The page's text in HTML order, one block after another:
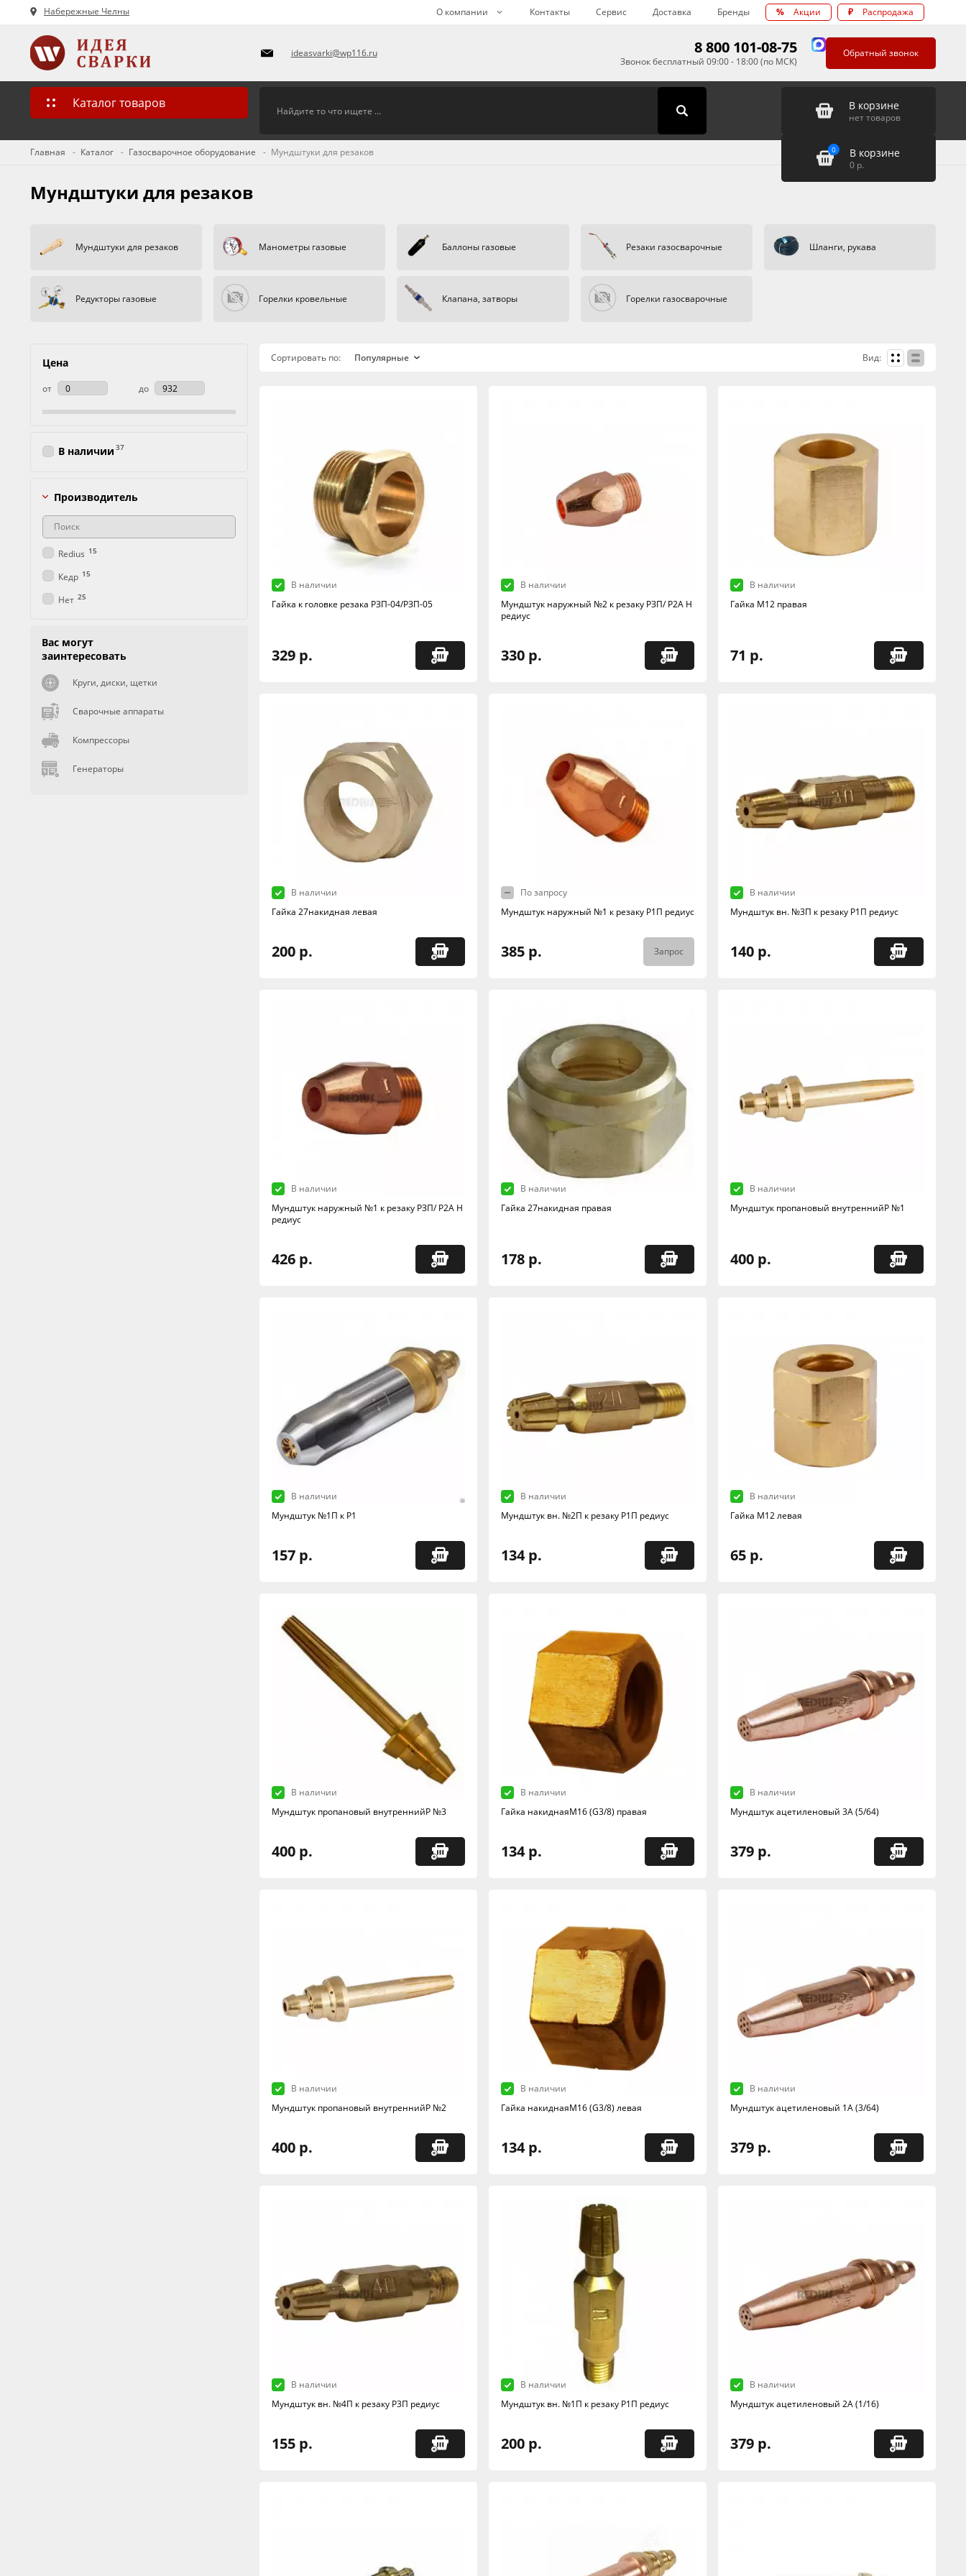
Набережные Челны О компании Контакты Сервис Доставка Бренды % Акции ₽ Распродажа
ideasvarki@wp116.ru 8 800 101-08-75
Звонок бесплатный 09:00 - 18:00 (по МСК)
Обратный звонок
Каталог товаров В корзине
нет товаров
0 В корзине
0 р.
Главная Каталог Газосварочное оборудование Мундштуки для резаков
Мундштуки для резаков
Мундштуки для резаков Манометры газовые Баллоны газовые Резаки газосварочные Шланги, рукава
Редукторы газовые Горелки кровельные Клапана, затворы Горелки газосварочные
Сортировать по: Вид:
В наличии
Гайка к головке резака РЗП-04/РЗП-05
329 р.
В наличии
Мундштук наружный №2 к резаку РЗП/ Р2А Н
редиус
330 р.
В наличии
Гайка М12 правая
71 р.
В наличии
Гайка 27накидная левая
200 р.
По запросу
Мундштук наружный №1 к резаку Р1П редиус
385 р. Запрос
В наличии
Мундштук вн. №3П к резаку Р1П редиус
140 р.
В наличии
Мундштук наружный №1 к резаку РЗП/ Р2А Н
редиус
426 р.
В наличии
Гайка 27накидная правая
178 р.
В наличии
Мундштук пропановый внутреннийP №1
400 р.
В наличии
Мундштук №1П к Р1
157 р.
В наличии
Мундштук вн. №2П к резаку Р1П редиус
134 р.
В наличии
Гайка М12 левая
65 р.
В наличии
Мундштук пропановый внутреннийP №3
400 р.
В наличии
Гайка накиднаяМ16 (G3/8) правая
134 р.
В наличии
Мундштук ацетиленовый 3А (5/64)
379 р.
В наличии
Мундштук пропановый внутреннийP №2
400 р.
В наличии
Гайка накиднаяМ16 (G3/8) левая
134 р.
В наличии
Мундштук ацетиленовый 1А (3/64)
379 р.
В наличии
Мундштук вн. №4П к резаку Р3П редиус
155 р.
В наличии
Мундштук вн. №1П к резаку Р1П редиус
200 р.
В наличии
Мундштук ацетиленовый 2А (1/16)
379 р.
Цена
от до
В наличии 37
Производитель
Redius 15
Кедр 15
Нет 25
Вас могут
заинтересовать
Круги, диски, щетки
Сварочные аппараты
Компрессоры
Генераторы